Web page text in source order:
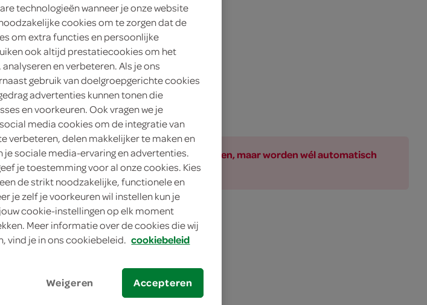
aanbiedingen zijn niet zichtbaar bij de producten, maar worden wél automatisch
in de winkelmand.
van Mora
in een krokant laagje
technologieën wanneer je onze website
cookies om te zorgen dat de
om extra functies en persoonlijke
ook altijd prestatiecookies om het
en verbeteren. Als je ons
gebruik van doelgroepgerichte cookies
advertenties kunnen tonen die
en voorkeuren. Ook vragen we je
media cookies om de integratie van
verbeteren, delen makkelijker te maken en
je sociale media-ervaring en advertenties.
je toestemming voor al onze cookies. Kies
de strikt noodzakelijke, functionele en
je zelf je voorkeuren wil instellen kun je
cookie-instellingen op elk moment
Meer informatie over de cookies die wij
vind je in ons cookiebeleid. cookiebeleid
Weigeren Accepteren